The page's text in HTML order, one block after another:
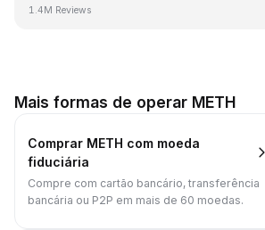
1.4M Reviews
Mais formas de operar METH
Comprar METH com moeda
fiduciária
Compre com cartão bancário, transferência
bancária ou P2P em mais de 60 moedas.